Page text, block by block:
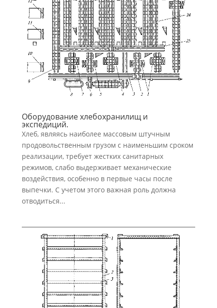
Оборудование хлебохранилищ и
экспедиций.
Хлеб, являясь наиболее массовым штучным
продовольствен­ным грузом с наименьшим сроком
реализации, требует жестких санитарных
режимов, слабо выдерживает механические
воздействия, особенно в первые часы после
выпечки. С учетом этого важная роль должна
отводиться...